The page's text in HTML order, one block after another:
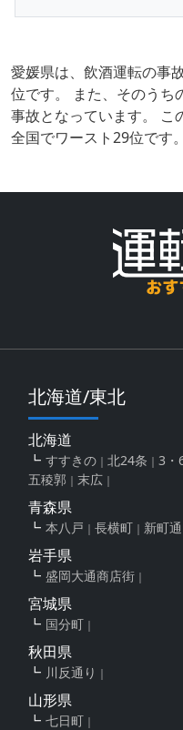
愛媛県は、飲酒運転の事
位です。 また、そのうち
事故となっています。 こ
全国でワースト29位です。
北海道/東北
北海道
すすきの 北24条 3・
五稜郭
末広
青森県
本八戸 長横町 新町
岩手県
盛岡大通商店街
宮城県
国分町
秋田県
川反通り
山形県
七日町